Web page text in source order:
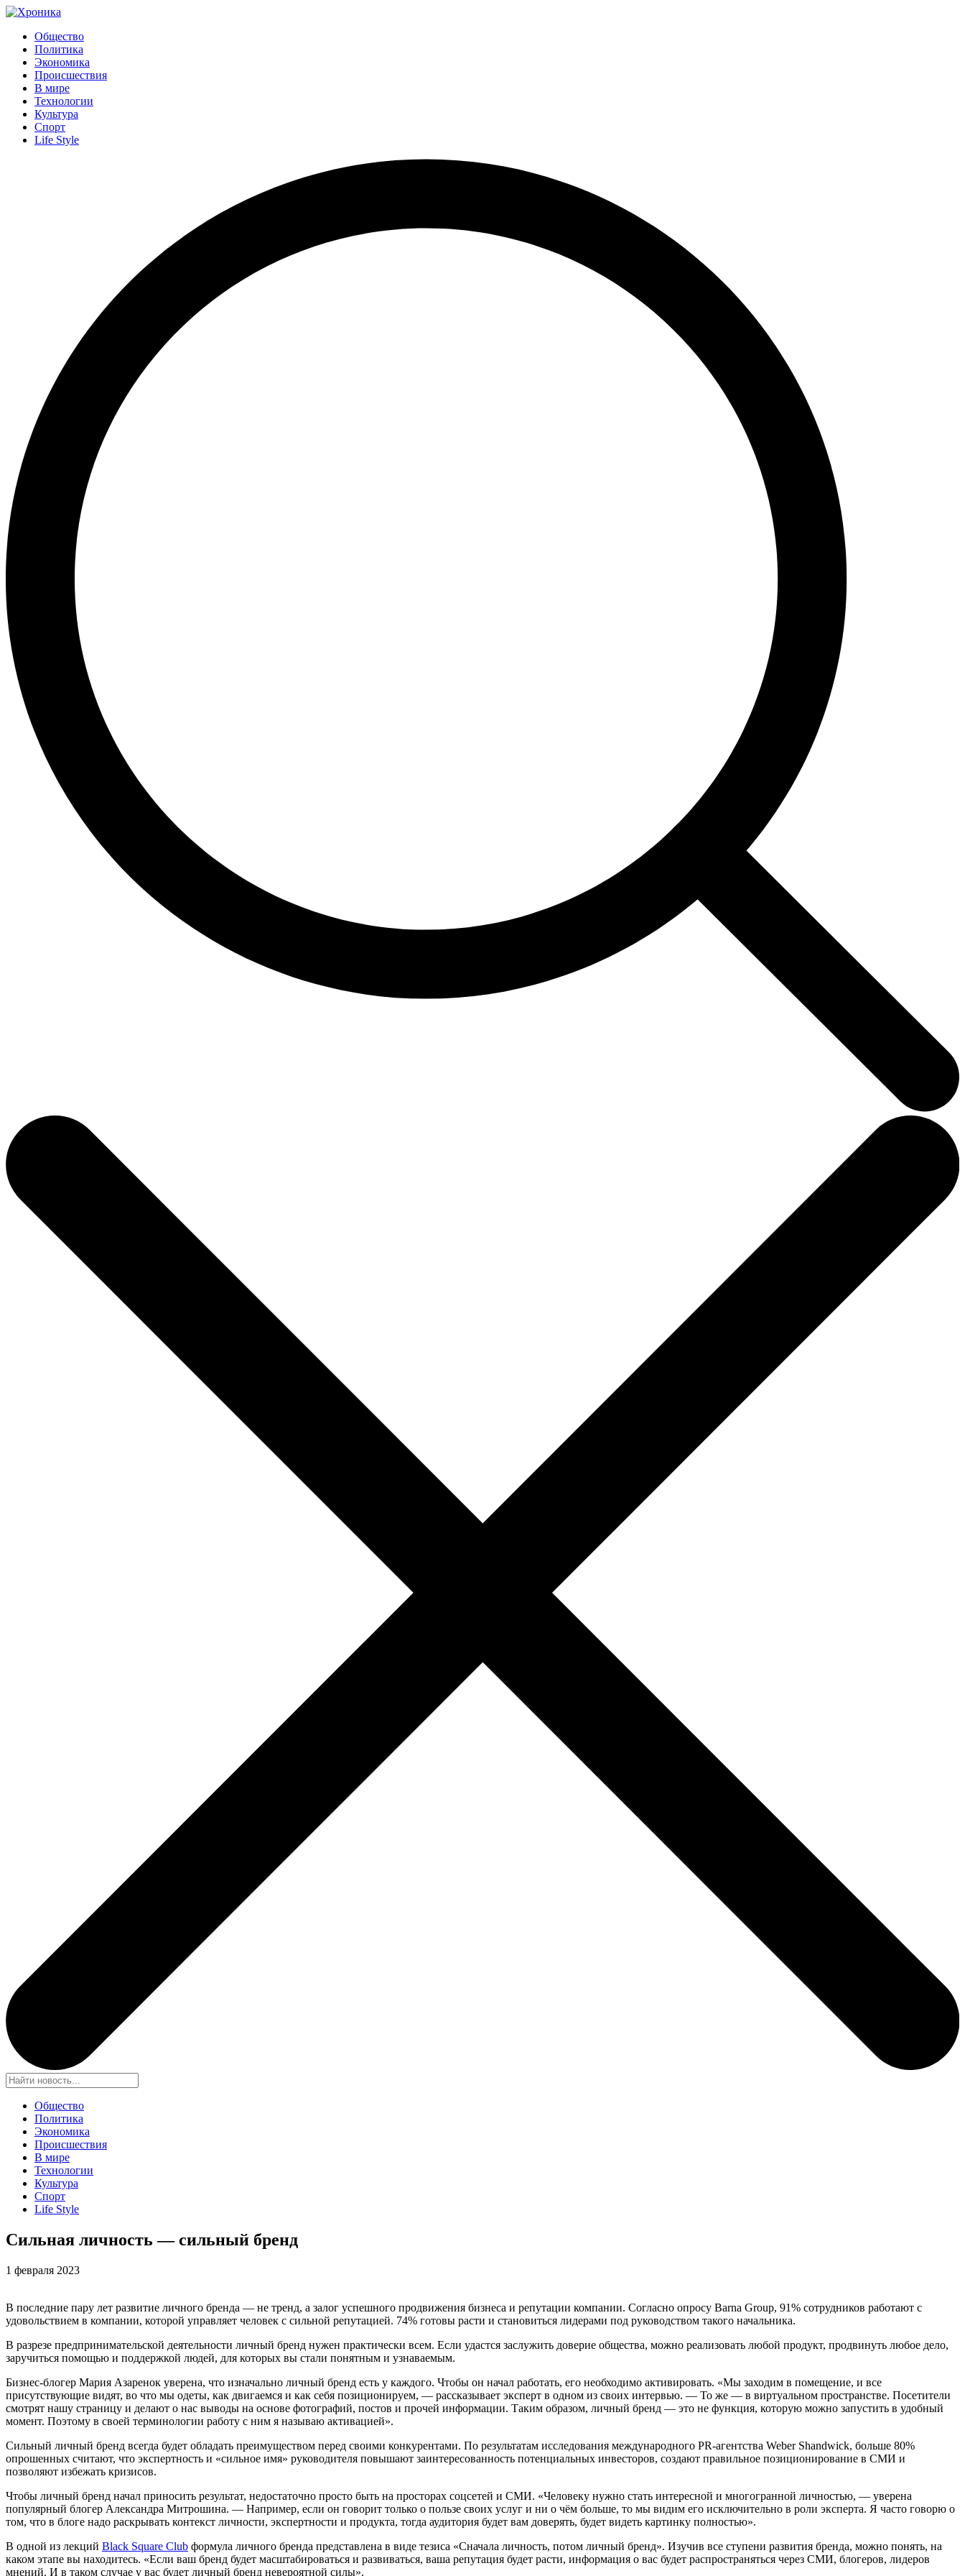
Общество
Политика
Экономика
Происшествия
В мире
Технологии
Культура
Спорт
Life Style
Общество
Политика
Экономика
Происшествия
В мире
Технологии
Культура
Спорт
Life Style
Сильная личность — сильный бренд
1 февраля 2023
В последние пару лет развитие личного бренда — не тренд, а залог успешного продвижения бизнеса и репутации компании. Согласно опросу Barna Group, 91% сотрудников работают с
удовольствием в компании, которой управляет человек с сильной репутацией. 74% готовы расти и становиться лидерами под руководством такого начальника.
В разрезе предпринимательской деятельности личный бренд нужен практически всем. Если удастся заслужить доверие общества, можно реализовать любой продукт, продвинуть любое дело,
заручиться помощью и поддержкой людей, для которых вы стали понятным и узнаваемым.
Бизнес-блогер Мария Азаренок уверена, что изначально личный бренд есть у каждого. Чтобы он начал работать, его необходимо активировать. «Мы заходим в помещение, и все
присутствующие видят, во что мы одеты, как двигаемся и как себя позиционируем, — рассказывает эксперт в одном из своих интервью. — То же — в виртуальном пространстве. Посетители
смотрят нашу страницу и делают о нас выводы на основе фотографий, постов и прочей информации. Таким образом, личный бренд — это не функция, которую можно запустить в удобный
момент. Поэтому в своей терминологии работу с ним я называю активацией».
Сильный личный бренд всегда будет обладать преимуществом перед своими конкурентами. По результатам исследования международного PR-агентства Weber Shandwick, больше 80%
опрошенных считают, что экспертность и «сильное имя» руководителя повышают заинтересованность потенциальных инвесторов, создают правильное позиционирование в СМИ и
позволяют избежать кризисов.
Чтобы личный бренд начал приносить результат, недостаточно просто быть на просторах соцсетей и СМИ. «Человеку нужно стать интересной и многогранной личностью, — уверена
популярный блогер Александра Митрошина. — Например, если он говорит только о пользе своих услуг и ни о чём больше, то мы видим его исключительно в роли эксперта. Я часто говорю о
том, что в блоге надо раскрывать контекст личности, экспертности и продукта, тогда аудитория будет вам доверять, будет видеть картинку полностью».
В одной из лекций Black Square Club формула личного бренда представлена в виде тезиса «Сначала личность, потом личный бренд». Изучив все ступени развития бренда, можно понять, на
каком этапе вы находитесь. «Если ваш бренд будет масштабироваться и развиваться, ваша репутация будет расти, информация о вас будет распространяться через СМИ, блогеров, лидеров
мнений. И в таком случае у вас будет личный бренд невероятной силы».